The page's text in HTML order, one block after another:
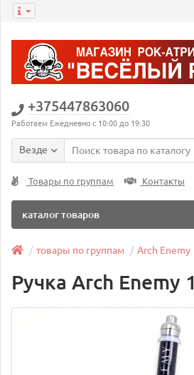
+375447863060
Работаем Ежедневно с 10:00 до 19:30
Везде
Товары по группам Контакты
каталог товаров
товары по группам Arch Enemy
Ручка Arch Enemy 1